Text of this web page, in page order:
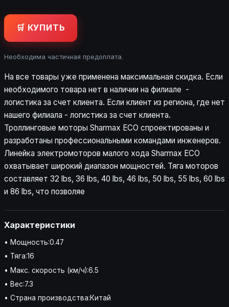
🛒 КУПИТЬ
Необходима частичная предоплата.
На все товары уже применена максимальная скидка. Если
необходимого товара нет в наличии на филиале -
логистика за счет клиента. Если клиент из региона, где нет
нашего филиала - логистика за счет клиента.
Троллинговые моторы Sharmax ECO спроектированы и
разработаны профессиональными командами инженеров.
Линейка электромоторов малого хода Sharmax ECO
охватывает широкий диапазон мощностей. Тяга моторов
составляет 32 lbs, 36 lbs, 40 lbs, 46 lbs, 50 lbs, 55 lbs, 60 lbs
и 86 lbs, что позволяе
Характеристики
• Мощность:0.47
• Тяга:16
• Макс. скорость (км/ч):6.5
• Вес:7.3
• Страна производства:Китай